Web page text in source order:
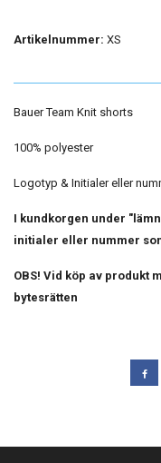
Artikelnummer: XS
Bauer Team Knit shorts
100% polyester
Logotyp & Initialer eller
I kundkorgen under
initialer eller nummer
OBS! Vid köp av
bytesrätten